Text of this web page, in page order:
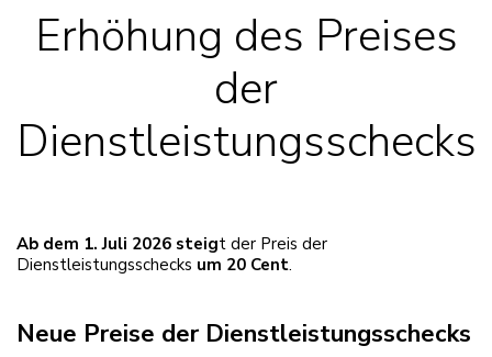
Erhöhung des Preises
der
Dienstleistungsschecks
Ab dem 1. Juli 2026 steigt der Preis der
Dienstleistungsschecks um 20 Cent.
Neue Preise der Dienstleistungsschecks